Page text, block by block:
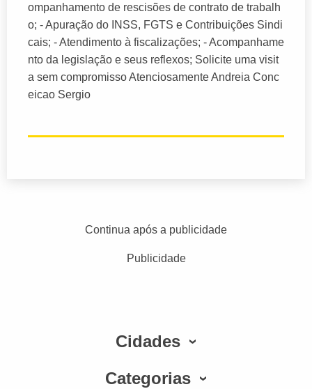
ompanhamento de rescisões de contrato de trabalh
o; - Apuração do INSS, FGTS e Contribuições Sindi
cais; - Atendimento à fiscalizações; - Acompanhame
nto da legislação e seus reflexos; Solicite uma visit
a sem compromisso Atenciosamente Andreia Conc
eicao Sergio
Continua após a publicidade
Publicidade
Cidades
Categorias